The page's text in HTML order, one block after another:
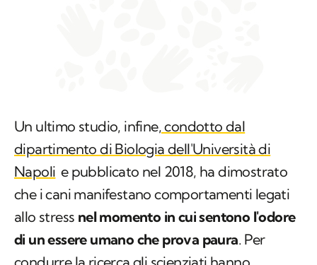
Un ultimo studio, infine,condotto dal
dipartimento di Biologia dell'Università di
Napoli e pubblicato nel 2018, ha dimostrato
che i cani manifestano comportamenti legati
allo stress nel momento in cui sentono l'odore
di un essere umano che prova paura. Per